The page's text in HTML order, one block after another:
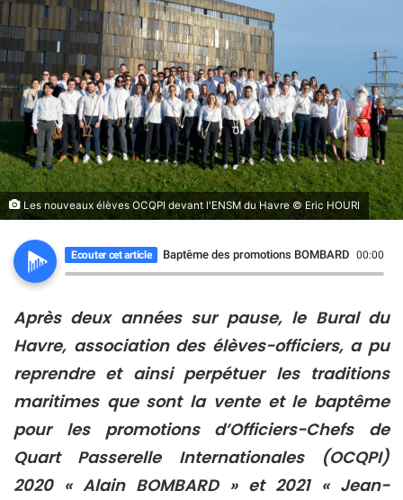
Les nouveaux élèves OCQPI devant l'ENSM du Havre © Eric HOURI
Ecouter cet article Baptême des promotions BOMBARD et00:00
Après deux années sur pause, le Bural du
Havre, association des élèves-officiers, a pu
reprendre et ainsi perpétuer les traditions
maritimes que sont la vente et le baptême
pour les promotions d’Officiers-Chefs de
Quart Passerelle Internationales (OCQPI)
2020 « Alain BOMBARD » et 2021 « Jean-